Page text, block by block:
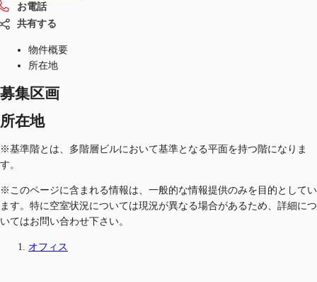
仲介会社様はこちらへ
お電話
共有する
物件概要
所在地
募集区画
所在地
※基準階とは、多階層ビルにおいて基準となる平面を持つ階になりま
す。
※このページに含まれる情報は、一般的な情報提供のみを目的としてい
ます。特に空室状況については現況が異なる場合があるため、詳細につ
いてはお問い合わせ下さい。
オフィス